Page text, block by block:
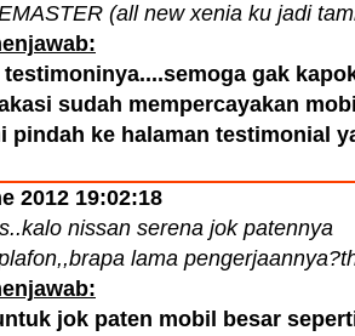
(all new xenia ku jadi
gak
sudah mempercayakan
pindah ke halaman testimonial
2012 19:02:18
nissan serena jok patennya
lama
jok paten mobil besar